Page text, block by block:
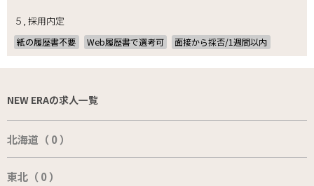
５, 採用内定
紙の履歴書不要 Web履歴書で選考可 面接から採否/1週間以内
NEW ERAの求人一覧
北海道（ 0 ）
東北（ 0 ）